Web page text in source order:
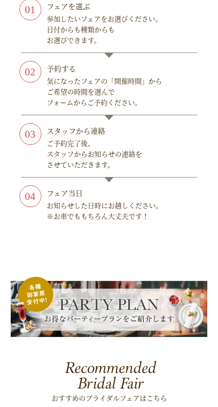
フェアを選ぶ
参加したいフェアをお選びください。
日付からも種類からも
お選びできます。
予約する
気になったフェアの「開催時間」から
ご希望の時間を選んで
フォームからご予約ください。
スタッフから連絡
ご予約完了後、
スタッフからお知らせの連絡を
させていただきます。
フェア当日
お知らせした日時にお越しください。
※お車でももちろん大丈夫です！
Recommended
Bridal Fair
おすすめのブライダルフェアはこちら